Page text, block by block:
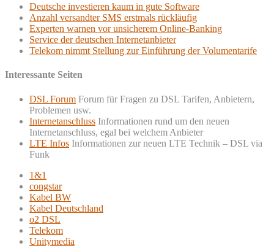
Deutsche investieren kaum in gute Software
Anzahl versandter SMS erstmals rückläufig
Experten warnen vor unsicherem Online-Banking
Service der deutschen Internetanbieter
Telekom nimmt Stellung zur Einführung der Volumentarife
Interessante Seiten
DSL Forum Forum für Fragen zu DSL Tarifen, Anbietern,
Problemen usw.
Internetanschluss Informationen rund um den neuen
Internetanschluss, egal bei welchem Anbieter
LTE Infos Informationen zur neuen LTE Technik – DSL via
Funk
1&1
congstar
Kabel BW
Kabel Deutschland
o2 DSL
Telekom
Unitymedia